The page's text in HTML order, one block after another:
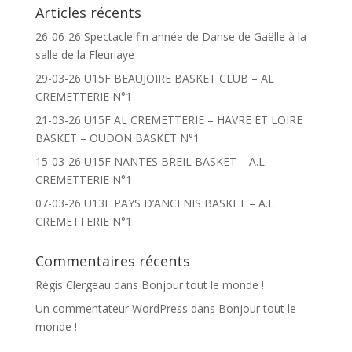
Articles récents
26-06-26 Spectacle fin année de Danse de Gaëlle à la
salle de la Fleuriaye
29-03-26 U15F BEAUJOIRE BASKET CLUB – AL
CREMETTERIE N°1
21-03-26 U15F AL CREMETTERIE – HAVRE ET LOIRE
BASKET – OUDON BASKET N°1
15-03-26 U15F NANTES BREIL BASKET – A.L.
CREMETTERIE N°1
07-03-26 U13F PAYS D’ANCENIS BASKET – A.L
CREMETTERIE N°1
Commentaires récents
Régis Clergeau dans Bonjour tout le monde !
Un commentateur WordPress dans Bonjour tout le
monde !